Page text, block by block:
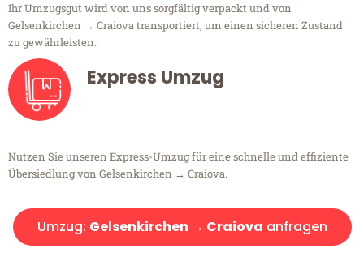
Ihr Umzugsgut wird von uns sorgfältig verpackt und von
Gelsenkirchen → Craiova transportiert, um einen sicheren Zustand
zu gewährleisten.
Express Umzug
Nutzen Sie unseren Express-Umzug für eine schnelle und effiziente
Übersiedlung von Gelsenkirchen → Craiova.
Umzug: Gelsenkirchen → Craiova anfragen